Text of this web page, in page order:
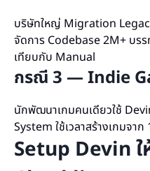
บริษัทใหญ่ Migration
จัดการ Codebase 2M+ บรร
เทียบกับ Manual
กรณี 3 — Indie
นักพัฒนาเกมคนเดียวใช้
System ใช้เวลาสร้างเกมจาก
Setup Devin